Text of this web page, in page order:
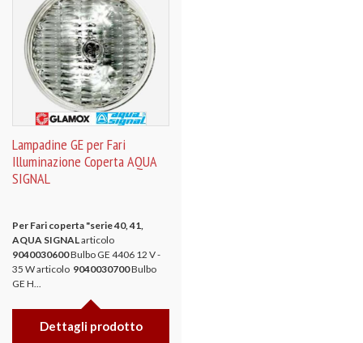
Lampadine GE per Fari
Illuminazione Coperta AQUA
SIGNAL
Per Fari coperta "serie 40, 41,
AQUA SIGNALarticolo
9040030600Bulbo GE 4406 12 V -
35 W articolo 9040030700Bulbo
GE H...
Dettagli prodotto